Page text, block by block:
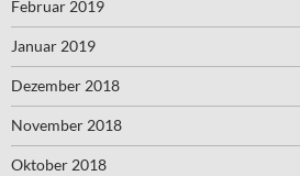
Februar 2019
Januar 2019
Dezember 2018
November 2018
Oktober 2018